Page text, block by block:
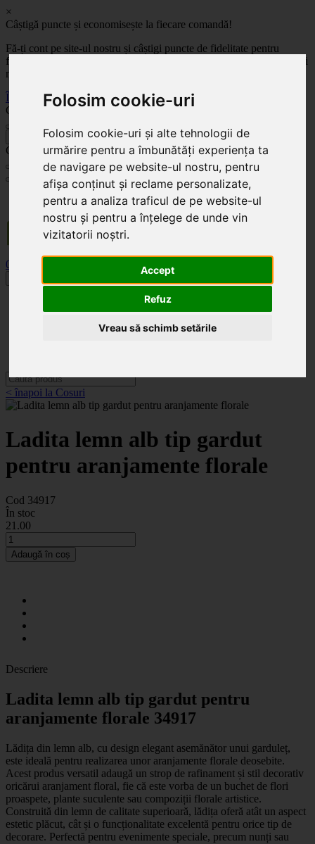
Folosim cookie-uri
Folosim cookie-uri și alte tehnologii de
urmărire pentru a îmbunătăți experiența ta
de navigare pe website-ul nostru, pentru
afișa conținut și reclame personalizate,
pentru a analiza traficul de pe website-ul
nostru și pentru a înțelege de unde vin
vizitatorii noștri.
Accept
Refuz
Vreau să schimb setările
×
Câștigă puncte și economisește la fiecare comandă!
Fă-ți cont pe site-ul nostru și câștigi puncte de fidelitate pentru
fiecare comandă! Cu cât comanzi mai mult, cu atât economisești mai
mult!
Înregistrează-te acum
Celoplast
Celoplast
Transportul este GRATUIT pentru comenzile mai mari de 350 Lei. Comanda minimă în
valoare de 100 Lei. Expediere în 1 - 2 zile lucrătoare.
0
Categorii
< înapoi la Cosuri
Ladita lemn alb tip gardut
pentru aranjamente florale
Cod 34917
În stoc
21 .00
Adaugă în coș
Descriere
Ladita lemn alb tip gardut pentru
aranjamente florale 34917
Lădița din lemn alb, cu design elegant asemănător unui garduleț,
este ideală pentru realizarea unor aranjamente florale deosebite.
Acest produs versatil adaugă un strop de rafinament și stil decorativ
oricărui aranjament floral, fie că este vorba de un buchet de flori
proaspete, plante suculente sau compoziții florale artistice.
Construită din lemn de calitate superioară, lădița oferă atât un aspect
estetic plăcut, cât și o funcționalitate excelentă pentru orice tip de
decorare. Perfectă pentru evenimente speciale, precum nunți sau